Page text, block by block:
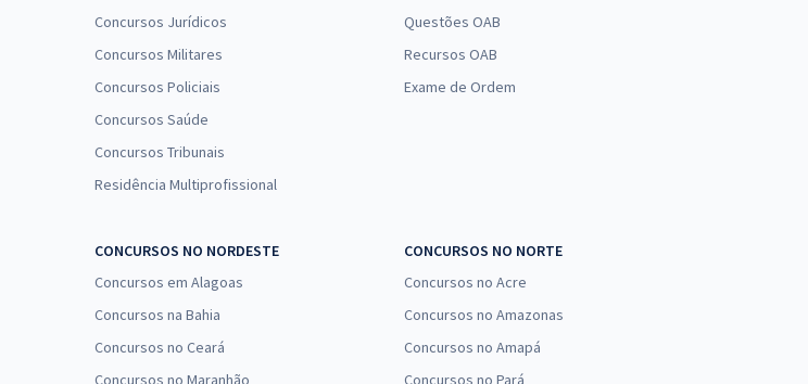
Concursos Jurídicos
Concursos Militares
Concursos Policiais
Concursos Saúde
Concursos Tribunais
Residência Multiprofissional
Questões OAB
Recursos OAB
Exame de Ordem
CONCURSOS NO NORDESTE
Concursos em Alagoas
Concursos na Bahia
Concursos no Ceará
Concursos no Maranhão
CONCURSOS NO NORTE
Concursos no Acre
Concursos no Amazonas
Concursos no Amapá
Concursos no Pará